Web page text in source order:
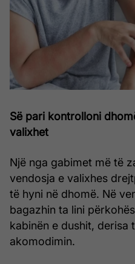
Së pari kontrolloni
valixhet
Një nga gabimet më të
vendosja e valixhes
të hyni në dhomë. Në
bagazhin ta lini
kabinën e dushit, derisa
akomodimin.